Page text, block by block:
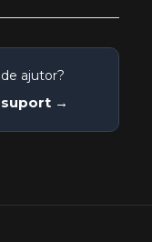
ajutor?
suport →